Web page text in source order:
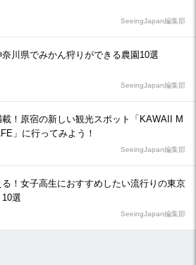
SeeingJapan編集部
川県でみかん狩りができる農園10選
SeeingJapan編集部
！原宿の新しい観光スポット「KAWAII M
」に行ってみよう！
SeeingJapan編集部
！女子高生におすすめしたい流行りの東京
選
SeeingJapan編集部